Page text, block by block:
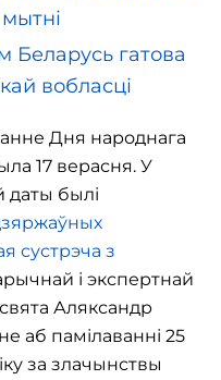
гатова
вобласці
Дня народнага
17 верасня. У
даты былі
сустрэча з
і экспертнай
Аляксандр
аб памілаванні 25
за злачынствы